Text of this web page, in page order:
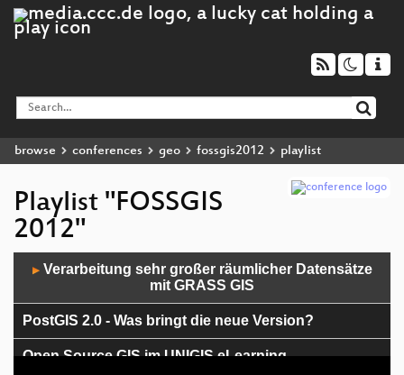
browse conferences geo fossgis2012 playlist
Playlist "FOSSGIS
2012"
Player
▶Verarbeitung sehr großer räumlicher Datensätze
mit GRASS GIS
PostGIS 2.0 - Was bringt die neue Version?
Open Source GIS im UNIGIS eLearning